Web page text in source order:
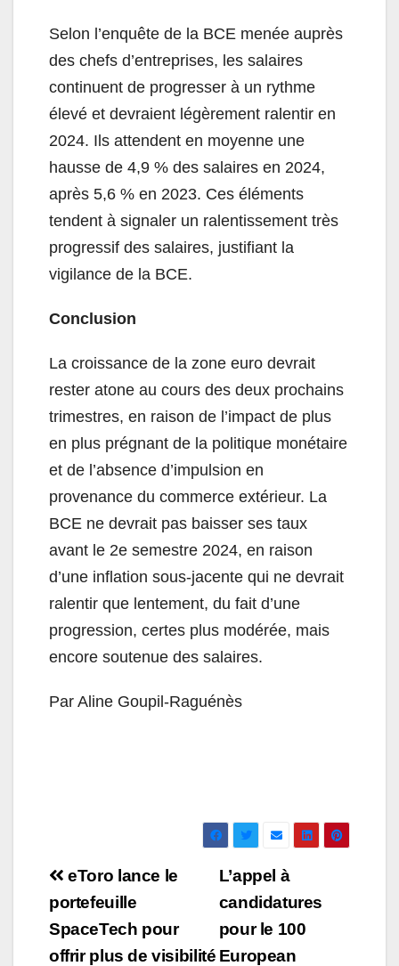
Selon l’enquête de la BCE menée auprès
des chefs d’entreprises, les salaires
continuent de progresser à un rythme
élevé et devraient légèrement ralentir en
2024. Ils attendent en moyenne une
hausse de 4,9 % des salaires en 2024,
après 5,6 % en 2023. Ces éléments
tendent à signaler un ralentissement très
progressif des salaires, justifiant la
vigilance de la BCE.
Conclusion
La croissance de la zone euro devrait
rester atone au cours des deux prochains
trimestres, en raison de l’impact de plus
en plus prégnant de la politique monétaire
et de l’absence d’impulsion en
provenance du commerce extérieur. La
BCE ne devrait pas baisser ses taux
avant le 2e semestre 2024, en raison
d’une inflation sous-jacente qui ne devrait
ralentir que lentement, du fait d’une
progression, certes plus modérée, mais
encore soutenue des salaires.
Par Aline Goupil-Raguénès
Navigation
de
l’article
L’appel à
candidatures
pour le 100
European
eToro lance le
portefeuille
SpaceTech pour
offrir plus de visibilité